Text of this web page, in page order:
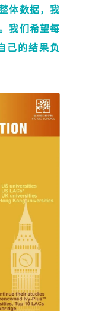
体数据，我
我们希望每
己的结果负